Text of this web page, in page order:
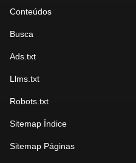
Conteúdos
Busca
Ads.txt
Llms.txt
Robots.txt
Sitemap Índice
Sitemap Páginas